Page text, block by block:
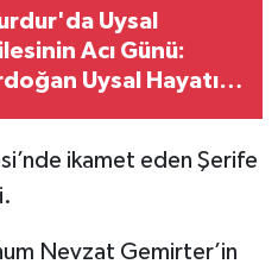
Uysal
Acı Günü:
Uysal Hayatını
ikamet eden Şerife
Nevzat Gemirter’in